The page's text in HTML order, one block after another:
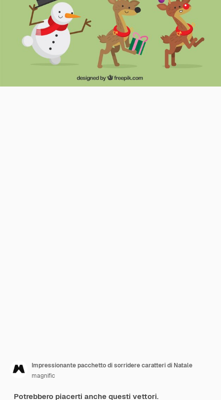
Impressionante pacchetto di sorridere caratteri di Natale
magnific
Potrebbero piacerti anche questi vettori.